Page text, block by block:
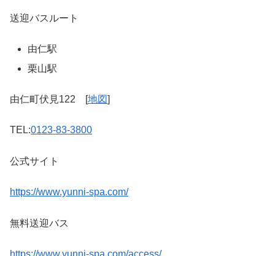
送迎バスルート
由仁駅
栗山駅
由仁町伏見122 [地図]
TEL:0123-83-3800
公式サイト
https://www.yunni-spa.com/
無料送迎バス
https://www.yunni-spa.com/access/